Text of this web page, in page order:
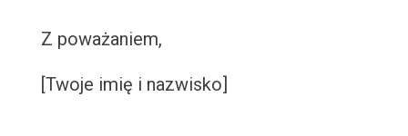
Z poważaniem,
[Twoje imię i nazwisko]